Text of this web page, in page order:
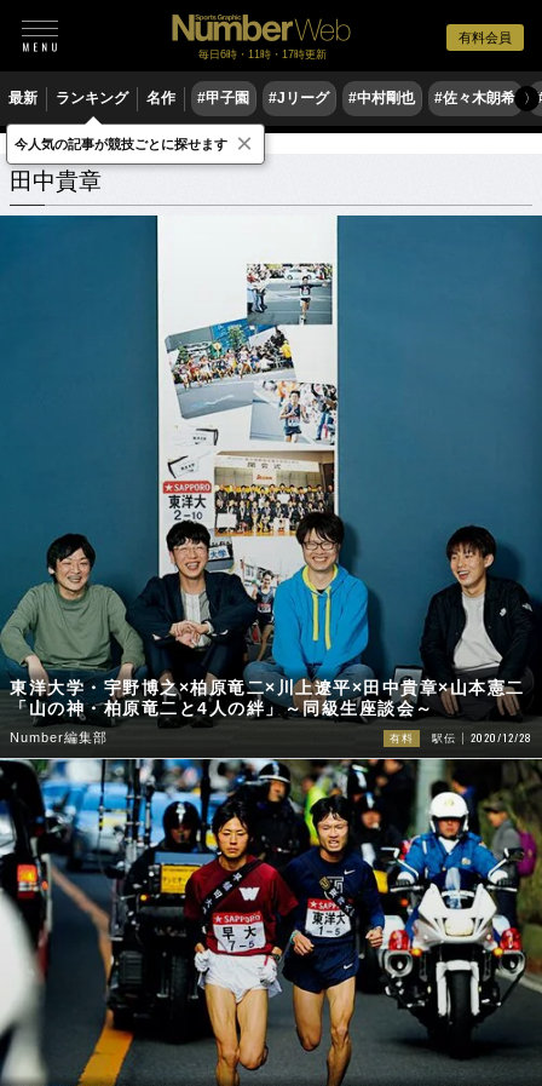
有料会員
毎日6時・11時・17時更新
最新 ランキング 名作 #甲子園 #Jリーグ #中村剛也 #佐々木朗希 〉
田中貴章 関連記事
田中貴章
東洋大学・宇野博之×柏原竜二×川上遼平×田中貴章×山本憲二
「山の神・柏原竜二と4人の絆」～同級生座談会～
Number編集部 有料 駅伝 2020/12/28
今人気の記事が競技ごとに探せます ×